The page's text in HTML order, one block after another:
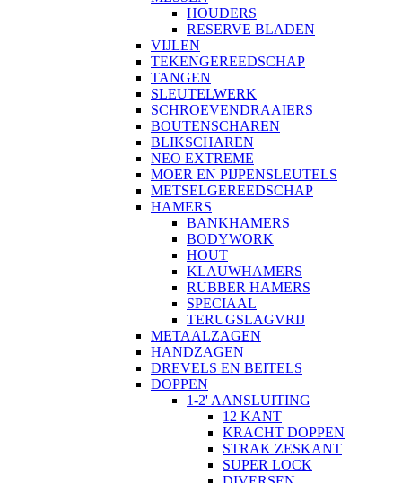
HOUDERS
RESERVE BLADEN
VIJLEN
TEKENGEREEDSCHAP
TANGEN
SLEUTELWERK
SCHROEVENDRAAIERS
BOUTENSCHAREN
BLIKSCHAREN
NEO EXTREME
MOER EN PIJPENSLEUTELS
METSELGEREEDSCHAP
HAMERS
BANKHAMERS
BODYWORK
HOUT
KLAUWHAMERS
RUBBER HAMERS
SPECIAAL
TERUGSLAGVRIJ
METAALZAGEN
HANDZAGEN
DREVELS EN BEITELS
DOPPEN
1-2' AANSLUITING
12 KANT
KRACHT DOPPEN
STRAK ZESKANT
SUPER LOCK